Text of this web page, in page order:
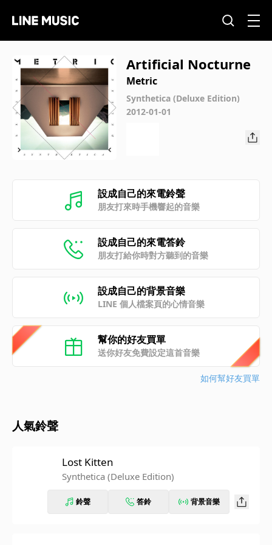
Artificial Nocturne
Metric
Synthetica (Deluxe Edition)
2012-01-01
設成自己的來電鈴聲
朋友打來時手機響起的音樂
設成自己的來電答鈴
朋友打給你時對方聽到的音樂
設成自己的背景音樂
LINE 個人檔案頁的心情音樂
幫你的好友買單
送你好友免費設定這首音樂
如何幫好友買單
人氣鈴聲
Lost Kitten
Synthetica (Deluxe Edition)
鈴聲 答鈴 背景音樂